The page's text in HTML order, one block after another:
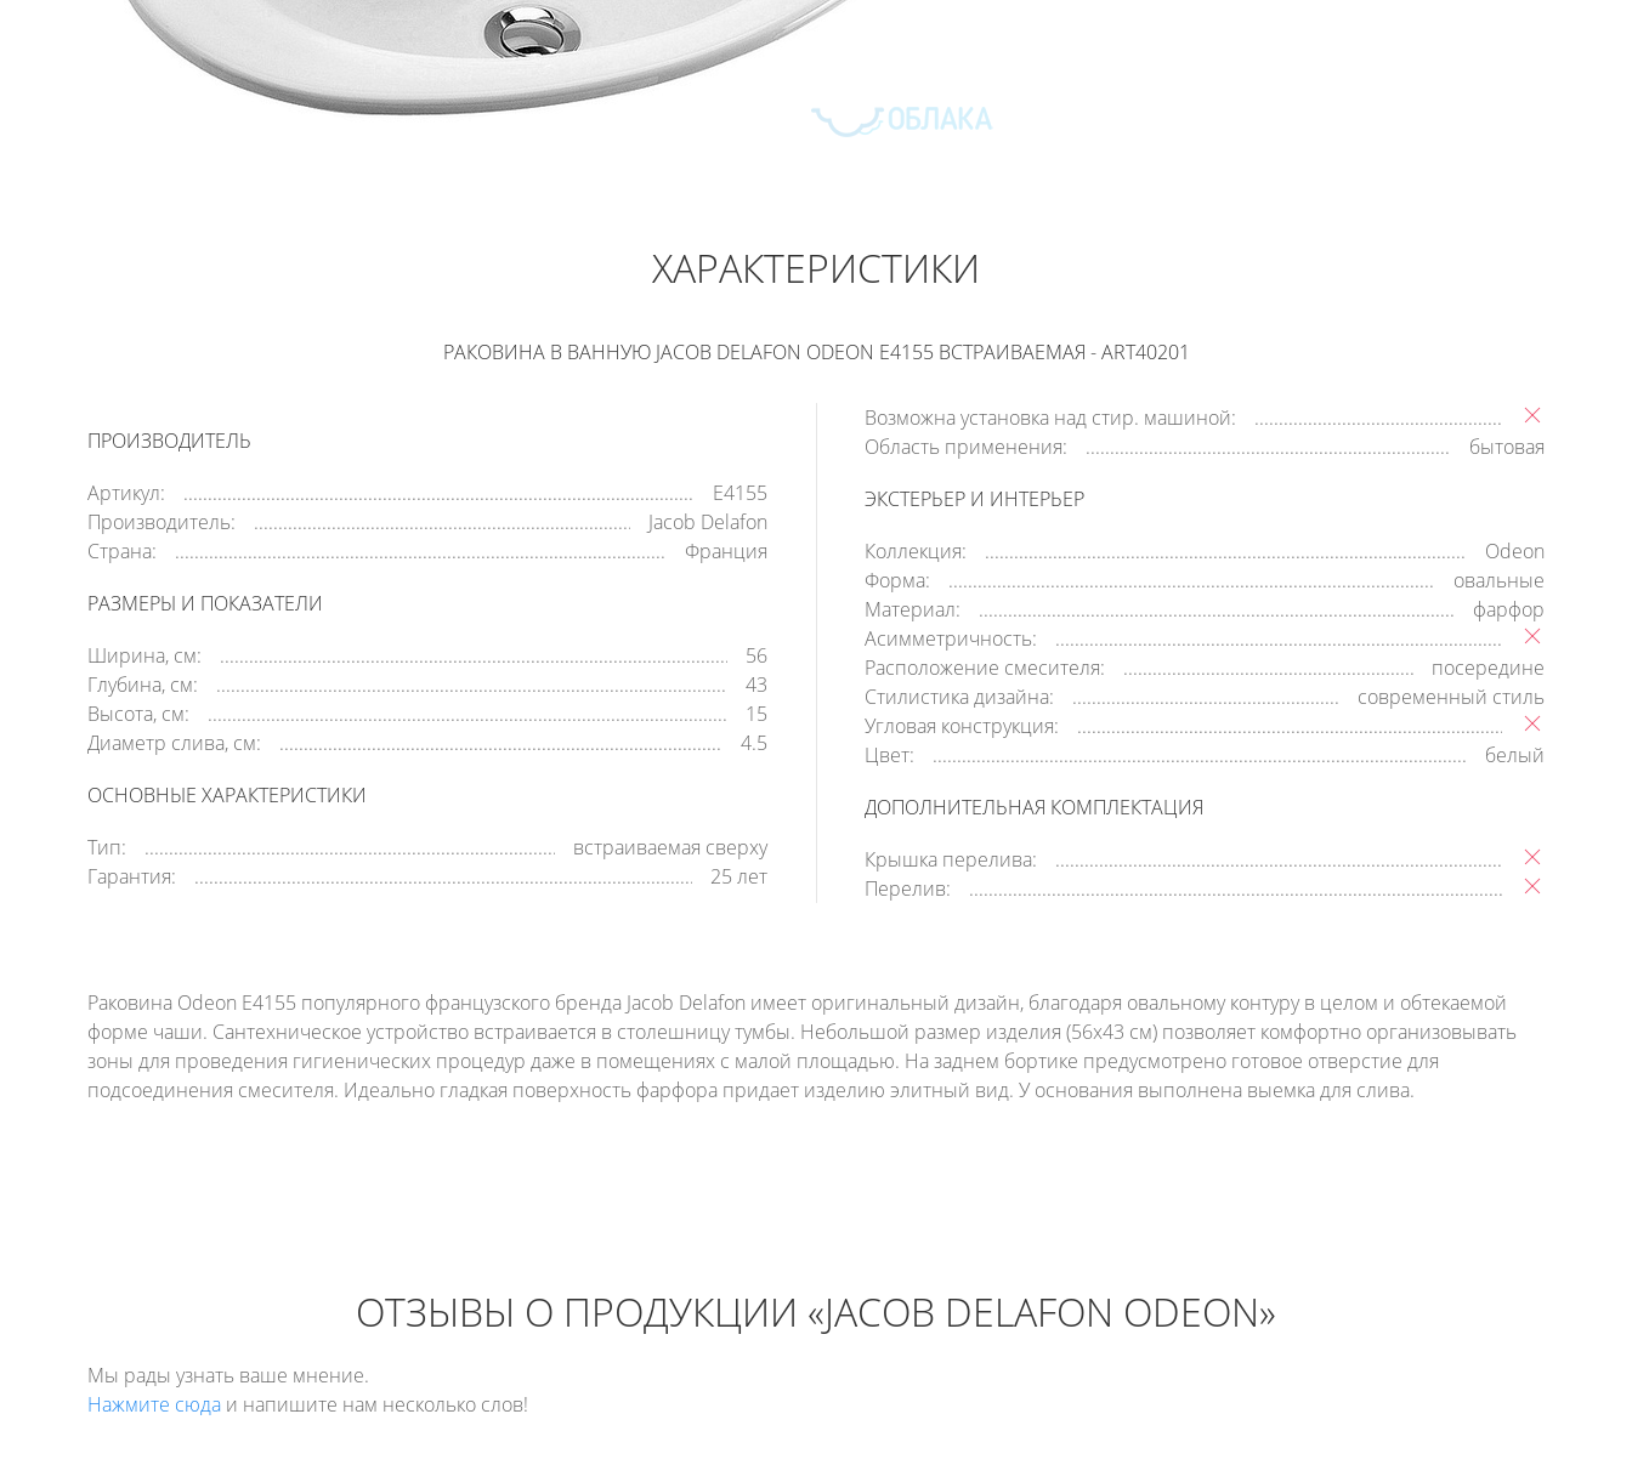
РУБ
ХАРАКТЕРИСТИКИ
РАКОВИНА В ВАННУЮ JACOB DELAFON ODEON E4155 ВСТРАИВАЕМАЯ - ART40201
ПРОИЗВОДИТЕЛЬ
Артикул:
E4155
Производитель:
Jacob Delafon
Страна:
Франция
РАЗМЕРЫ И ПОКАЗАТЕЛИ
Ширина, см:
56
Глубина, см:
43
Высота, см:
15
Диаметр слива, см:
4.5
ОСНОВНЫЕ ХАРАКТЕРИСТИКИ
Тип:
встраиваемая сверху
Гарантия:
25 лет
Возможна установка над стир. машиной:
Область применения:
бытовая
ЭКСТЕРЬЕР И ИНТЕРЬЕР
Коллекция:
Odeon
Форма:
овальные
Материал:
фарфор
Асимметричность:
Расположение смесителя:
посередине
Стилистика дизайна:
современный стиль
Угловая конструкция:
Цвет:
белый
ДОПОЛНИТЕЛЬНАЯ КОМПЛЕКТАЦИЯ
Крышка перелива:
Перелив:
Раковина Odeon E4155 популярного французского бренда Jacob Delafon имеет оригинальный дизайн, благодаря овальному контуру в целом и обтекаемой
форме чаши. Сантехническое устройство встраивается в столешницу тумбы. Небольшой размер изделия (56х43 см) позволяет комфортно организовывать
зоны для проведения гигиенических процедур даже в помещениях с малой площадью. На заднем бортике предусмотрено готовое отверстие для
подсоединения смесителя. Идеально гладкая поверхность фарфора придает изделию элитный вид. У основания выполнена выемка для слива.
ОТЗЫВЫ О ПРОДУКЦИИ «JACOB DELAFON ODEON»
Мы рады узнать ваше мнение.
Нажмите сюда и напишите нам несколько слов!